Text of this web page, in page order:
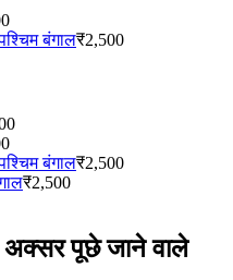
बंगाल₹2,500
बंगाल₹2,500
₹2,500
पूछे जाने वाले